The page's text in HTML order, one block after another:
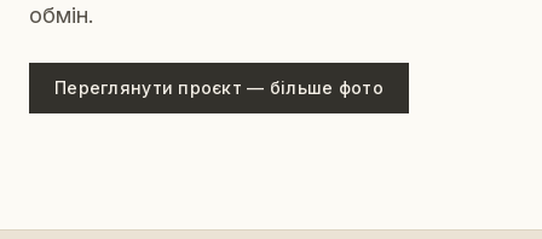
обмін.
Переглянути проєкт — більше фото